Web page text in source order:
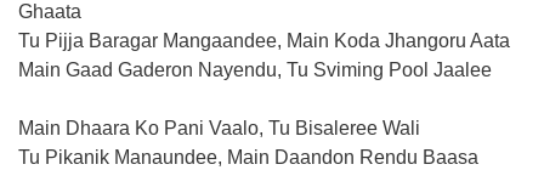
Ghaata
Tu Pijja Baragar Mangaandee, Main Koda Jhangoru Aata
Main Gaad Gaderon Nayendu, Tu Sviming Pool Jaalee
Main Dhaara Ko Pani Vaalo, Tu Bisaleree Wali
Tu Pikanik Manaundee, Main Daandon Rendu Baasa